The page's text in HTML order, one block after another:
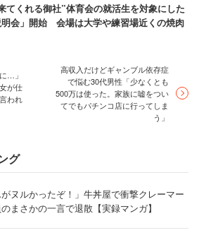
てくれる御社”体育会の就活生を対象にした
明会」開始 会場は大学や練習場近くの焼肉
…」
が仕
われ
高収入だけどギャンブル依存症
で悩む30代男性「少なくとも
500万は使った。家族に嘘をつい
てでもパチンコ店に行ってしま
う」
グ
がヌルかったぞ！」牛丼屋で衝撃クレーマー
まさかの一言で退散【実録マンガ】